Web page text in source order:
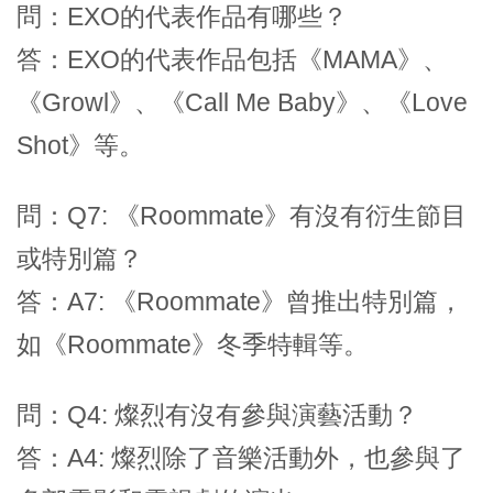
問：EXO的代表作品有哪些？
答：EXO的代表作品包括《MAMA》、
《Growl》、《Call Me Baby》、《Love
Shot》等。
問：Q7: 《Roommate》有沒有衍生節目
或特別篇？
答：A7: 《Roommate》曾推出特別篇，
如《Roommate》冬季特輯等。
問：Q4: 燦烈有沒有參與演藝活動？
答：A4: 燦烈除了音樂活動外，也參與了